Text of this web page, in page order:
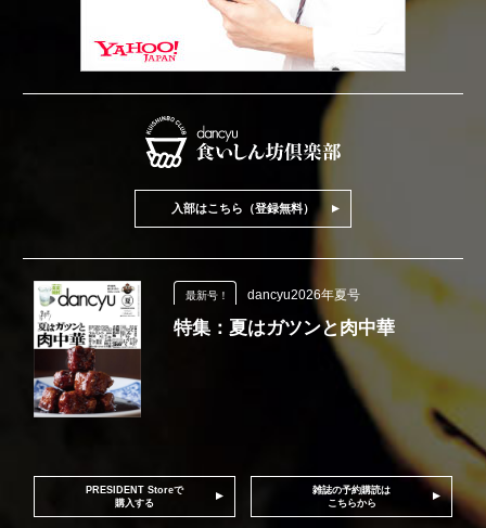
入部はこちら（登録無料）
最新号！ dancyu2026年夏号
特集：夏はガツンと肉中華
PRESIDENT Storeで
購入する
雑誌の予約購読は
こちらから